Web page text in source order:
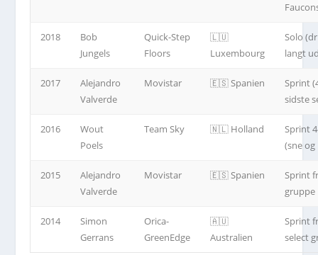
2018
Bob
Jungels
Quick-Step
Floors
🇱🇺
Luxembourg
Solo
langt
2017
Alejandro
Valverde
Movistar 🇪🇸 Spanien
Sprint
sidste
2016
Wout
Poels
Team Sky 🇳🇱 Holland
Sprint
(sne og
2015
Alejandro
Valverde
Movistar 🇪🇸 Spanien
Sprint
gruppe
2014
Simon
Gerrans
Orica-
GreenEdge
🇦🇺
Australien
Sprint
select